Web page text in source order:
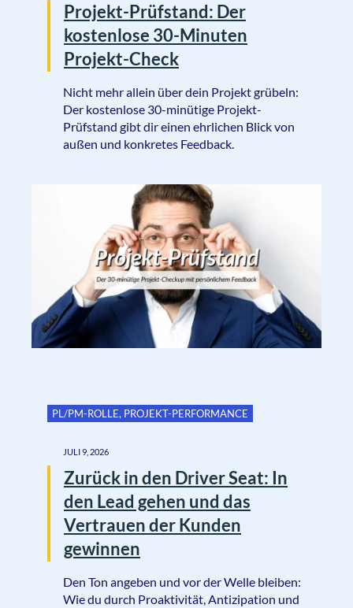
Projekt-Prüfstand: Der
kostenlose 30-Minuten
Projekt-Check
Nicht mehr allein über dein Projekt grübeln:
Der kostenlose 30-minütige Projekt-
Prüfstand gibt dir einen ehrlichen Blick von
außen und konkretes Feedback.
PL/PM-ROLLE, PROJEKT-PERFORMANCE
JULI 9, 2026
Zurück in den Driver Seat: In
den Lead gehen und das
Vertrauen der Kunden
gewinnen
Den Ton angeben und vor der Welle bleiben:
Wie du durch Proaktivität, Antizipation und